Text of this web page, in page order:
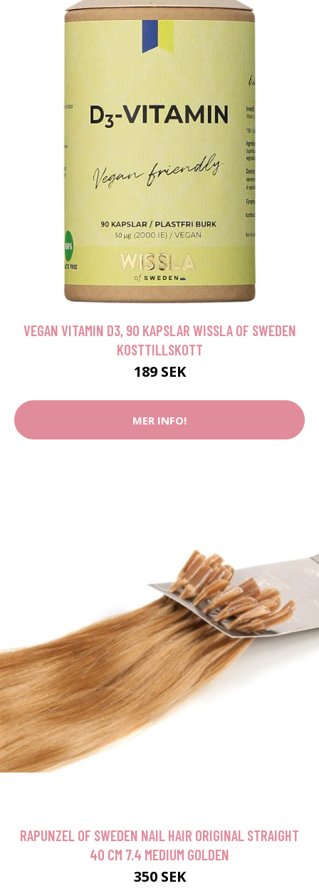
VEGAN VITAMIN D3, 90 KAPSLAR WISSLA OF SWEDEN
KOSTTILLSKOTT
189 SEK
MER INFO!
RAPUNZEL OF SWEDEN NAIL HAIR ORIGINAL STRAIGHT
40 CM 7.4 MEDIUM GOLDEN
350 SEK